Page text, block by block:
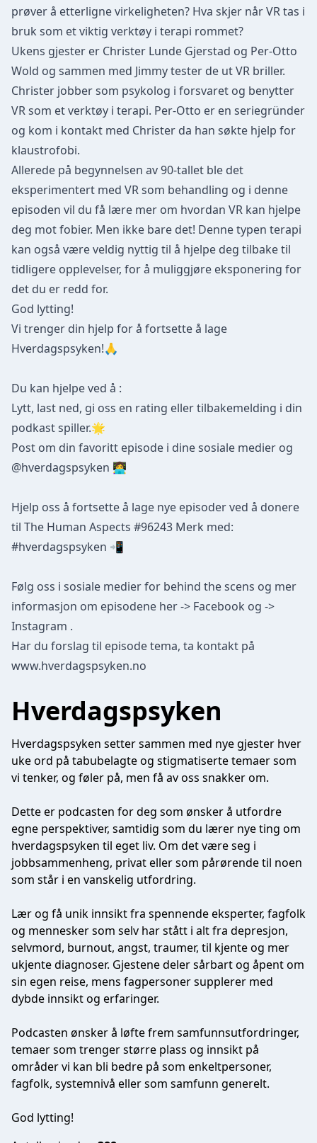
prøver å etterligne virkeligheten? Hva skjer når VR tas i
bruk som et viktig verktøy i terapi rommet?
Ukens gjester er Christer Lunde Gjerstad og Per-Otto
Wold og sammen med Jimmy tester de ut VR briller.
Christer jobber som psykolog i forsvaret og benytter
VR som et verktøy i terapi. Per-Otto er en seriegründer
og kom i kontakt med Christer da han søkte hjelp for
klaustrofobi.
Allerede på begynnelsen av 90-tallet ble det
eksperimentert med VR som behandling og i denne
episoden vil du få lære mer om hvordan VR kan hjelpe
deg mot fobier. Men ikke bare det! Denne typen terapi
kan også være veldig nyttig til å hjelpe deg tilbake til
tidligere opplevelser, for å muliggjøre eksponering for
det du er redd for.
God lytting!
Vi trenger din hjelp for å fortsette å lage
Hverdagspsyken!🙏
Du kan hjelpe ved å :
Lytt, last ned, gi oss en rating eller tilbakemelding i din
podkast spiller.🌟
Post om din favoritt episode i dine sosiale medier og
@hverdagspsyken 👩‍💻
Hjelp oss å fortsette å lage nye episoder ved å donere
til The Human Aspects #96243 Merk med:
#hverdagspsyken 📲
Følg oss i sosiale medier for behind the scens og mer
informasjon om episodene her-> Facebook og ->
Instagram .
Har du forslag til episode tema, ta kontakt på
www.hverdagspsyken.no
Hverdagspsyken
Hverdagspsyken setter sammen med nye gjester hver
uke ord på tabubelagte og stigmatiserte temaer som
vi tenker, og føler på, men få av oss snakker om.
Dette er podcasten for deg som ønsker å utfordre
egne perspektiver, samtidig som du lærer nye ting om
hverdagspsyken til eget liv. Om det være seg i
jobbsammenheng, privat eller som pårørende til noen
som står i en vanskelig utfordring.
Lær og få unik innsikt fra spennende eksperter, fagfolk
og mennesker som selv har stått i alt fra depresjon,
selvmord, burnout, angst, traumer, til kjente og mer
ukjente diagnoser. Gjestene deler sårbart og åpent om
sin egen reise, mens fagpersoner supplerer med
dybde innsikt og erfaringer.
Podcasten ønsker å løfte frem samfunnsutfordringer,
temaer som trenger større plass og innsikt på
områder vi kan bli bedre på som enkeltpersoner,
fagfolk, systemnivå eller som samfunn generelt.
God lytting!